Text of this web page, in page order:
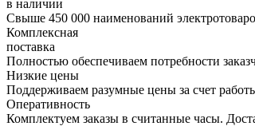
в наличии
Свыше 450 000 наименований
Комплексная
поставка
Полностью обеспечиваем потребности
Низкие цены
Поддерживаем разумные цены за счет
Оперативность
Комплектуем заказы в считанные часы.